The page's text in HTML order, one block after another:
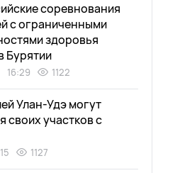
соревнования
с ограниченными
здоровья
Бурятии
16:29 1122
Улан-Удэ могут
своих участков с
1127